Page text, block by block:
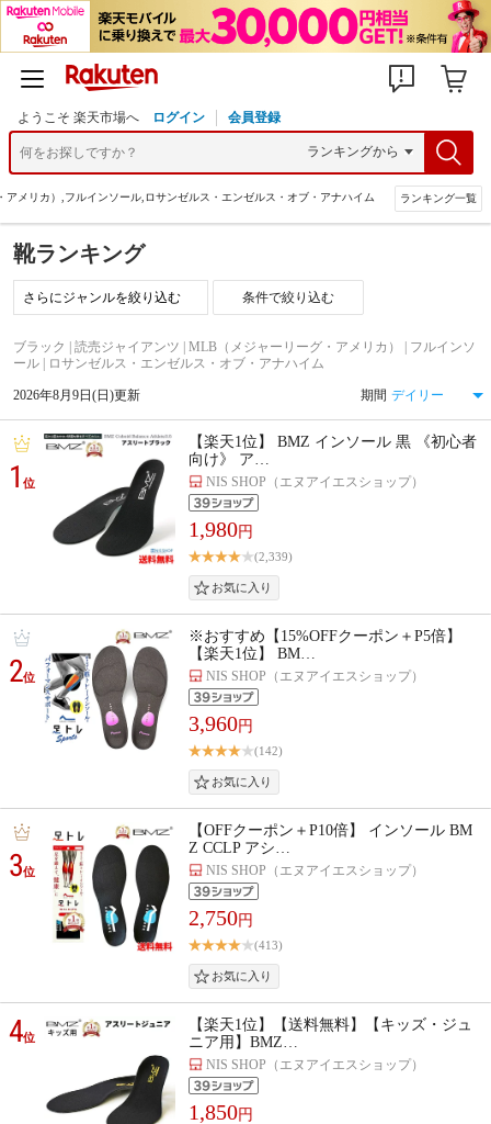
ようこそ 楽天市場へ ログイン 会員登録
メリカ）,フルインソール,ロサンゼルス・エンゼルス・オブ・アナハイム ランキング一覧
靴ランキング
条件で絞り込む
ブラック | 読売ジャイアンツ | MLB（メジャーリーグ・アメリカ） | フルインソ
ール | ロサンゼルス・エンゼルス・オブ・アナハイム
2026年8月9日(日)更新 期間
1位
【楽天1位】 BMZ インソール 黒 《初心者
向け》 ア…
NIS SHOP（エヌアイエスショップ）
1,980円
(2,339)
2位
※おすすめ【15%OFFクーポン＋P5倍】
【楽天1位】 BM…
NIS SHOP（エヌアイエスショップ）
3,960円
(142)
3位
【OFFクーポン＋P10倍】 インソール BM
Z CCLP アシ…
NIS SHOP（エヌアイエスショップ）
2,750円
(413)
4位
【楽天1位】【送料無料】【キッズ・ジュ
ニア用】BMZ…
NIS SHOP（エヌアイエスショップ）
1,850円